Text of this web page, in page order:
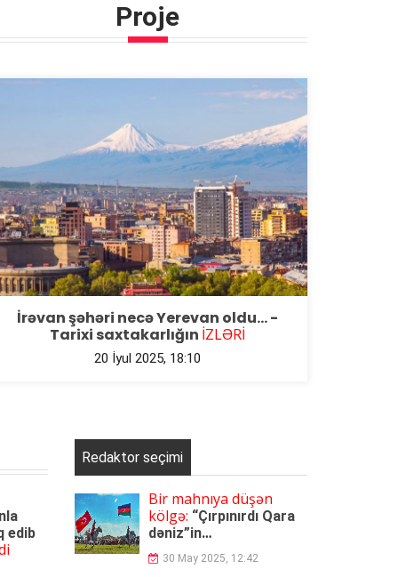
Proje
İrəvan şəhəri necə Yerevan oldu… -
Tarixi saxtakarlığın İZLƏRİ
20 İyul 2025, 18:10
edib
Redaktor seçimi
Bir mahnıya düşən
kölgə: “Çırpınırdı Qara
dəniz”in
erməniləşdirilmə
VİDEO
30 May 2025, 12:42